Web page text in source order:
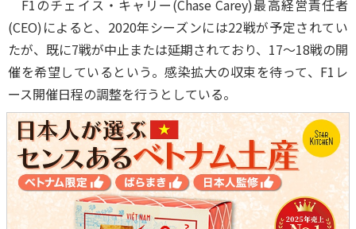
F1のチェイス・キャリー(Chase Carey)最高経営責任者
(CEO)によると、2020年シーズンには22戦が予定されてい
たが、既に7戦が中止または延期されており、17～18戦の開
催を希望しているという。感染拡大の収束を待って、F1レ
ース開催日程の調整を行うとしている。